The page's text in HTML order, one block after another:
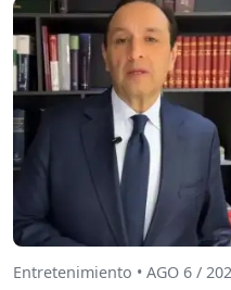
Entretenimiento • AGO 6 /